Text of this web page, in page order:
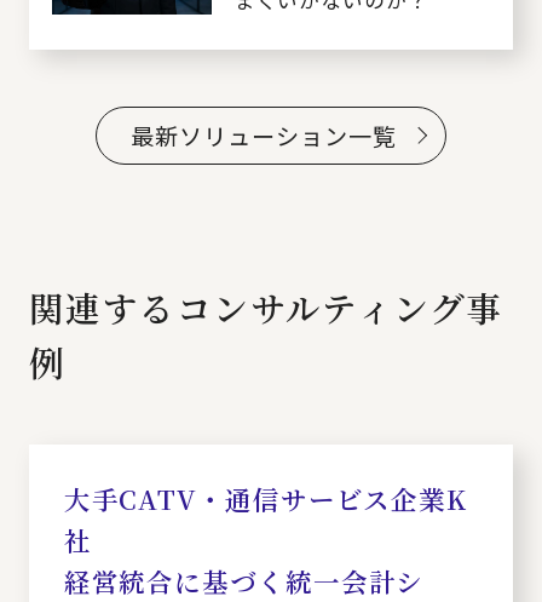
最新ソリューション一覧
関連するコンサルティング事
例
大手CATV・通信サービス企業K
社
経営統合に基づく統一会計シ